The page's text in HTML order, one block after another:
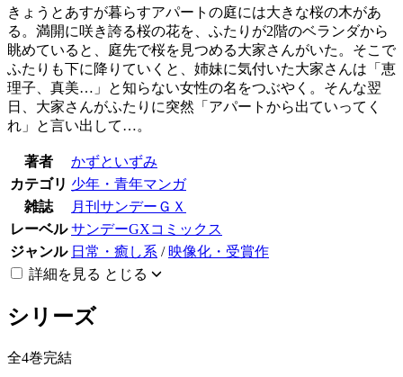
きょうとあすが暮らすアパートの庭には大きな桜の木があ
る。満開に咲き誇る桜の花を、ふたりが2階のベランダから
眺めていると、庭先で桜を見つめる大家さんがいた。そこで
ふたりも下に降りていくと、姉妹に気付いた大家さんは「恵
理子、真美…」と知らない女性の名をつぶやく。そんな翌
日、大家さんがふたりに突然「アパートから出ていってく
れ」と言い出して…。
著者
かずといずみ
カテゴリ 少年・青年マンガ
雑誌
月刊サンデーＧＸ
レーベル サンデーGXコミックス
ジャンル 日常・癒し系 / 映像化・受賞作
詳細を見る とじる
シリーズ
全4巻完結